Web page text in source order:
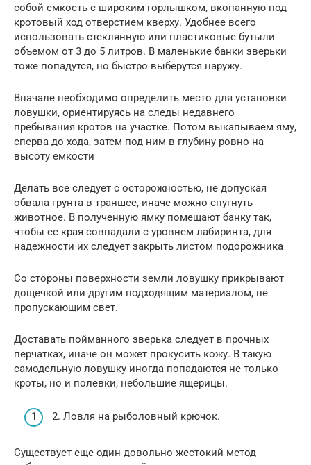
собой емкость с широким горлышком, вкопанную под
кротовый ход отверстием кверху. Удобнее всего
использовать стеклянную или пластиковые бутыли
объемом от 3 до 5 литров. В маленькие банки зверьки
тоже попадутся, но быстро выберутся наружу.
Вначале необходимо определить место для установки
ловушки, ориентируясь на следы недавнего
пребывания кротов на участке. Потом выкапываем яму,
сперва до хода, затем под ним в глубину ровно на
высоту емкости
Делать все следует с осторожностью, не допуская
обвала грунта в траншее, иначе можно спугнуть
животное. В полученную ямку помещают банку так,
чтобы ее края совпадали с уровнем лабиринта, для
надежности их следует закрыть листом подорожника
Со стороны поверхности земли ловушку прикрывают
дощечкой или другим подходящим материалом, не
пропускающим свет.
Доставать пойманного зверька следует в прочных
перчатках, иначе он может прокусить кожу. В такую
самодельную ловушку иногда попадаются не только
кроты, но и полевки, небольшие ящерицы.
2. Ловля на рыболовный крючок.
Существует еще один довольно жестокий метод